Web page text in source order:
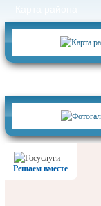
Решаем вместе